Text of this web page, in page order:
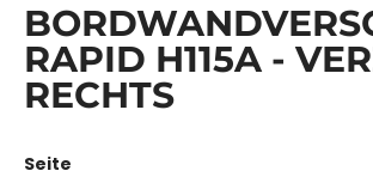
RAPID H115A -
RECHTS
Seite